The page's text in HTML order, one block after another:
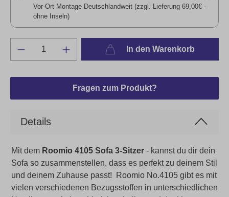
Vor-Ort Montage Deutschlandweit (zzgl. Lieferung 69,00€ -
ohne Inseln)
In den Warenkorb
Fragen zum Produkt?
Details
Mit dem Roomio 4105 Sofa 3-Sitzer - kannst du dir dein
Sofa so zusammenstellen, dass es perfekt zu deinem Stil
und deinem Zuhause passt!
Roomio No.4105 gibt es mit
vielen verschiedenen Bezugsstoffen in unterschiedlichen